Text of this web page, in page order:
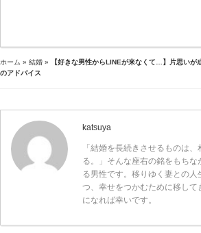
ホーム » 結婚 »
【好きな男性からLINEが来なくて…】片思いが
のアドバイス
katsuya
「結婚を長続きさせるものは
る。」そんな座右の銘をもち
る男性です。移りゆく妻との人
つ、幸せをつかむために移し
になれば幸いです。